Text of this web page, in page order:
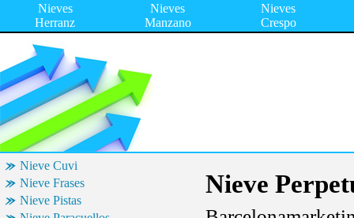
Nieves
Herranz
Nieves
Manzano
Nieves
Crespo
Nieve Cuvi
Nieve Frases
Nieve Pistas
Nieve